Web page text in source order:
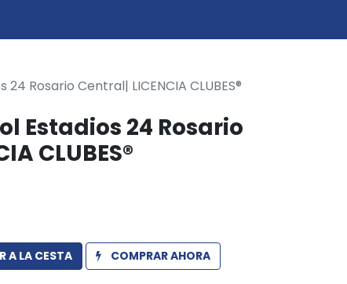
Rosario Central| LICENCIA CLUBES®
Estadios 24 Rosario
CLUBES®
A LA CESTA COMPRAR AHORA